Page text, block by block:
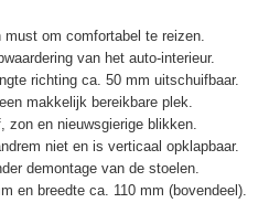
om comfortabel te reizen.
van het auto-interieur.
richting ca. 50 mm uitschuifbaar.
makkelijk bereikbare plek.
zon en nieuwsgierige blikken.
niet en is verticaal opklapbaar.
demontage van de stoelen.
en breedte ca. 110 mm (bovendeel).